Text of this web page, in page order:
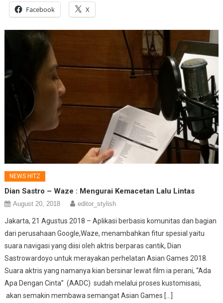
Facebook X
NEWS HITZ
Dian Sastro – Waze : Mengurai Kemacetan Lalu Lintas
August 20, 2018 editor_stylish
Jakarta, 21 Agustus 2018 – Aplikasi berbasis komunitas dan bagian
dari perusahaan Google,Waze, menambahkan fitur spesial yaitu
suara navigasi yang diisi oleh aktris berparas cantik, Dian
Sastrowardoyo untuk merayakan perhelatan Asian Games 2018.
Suara aktris yang namanya kian bersinar lewat film ia perani, “Ada
Apa Dengan Cinta” (AADC) sudah melalui proses kustomisasi,
akan semakin membawa semangat Asian Games […]